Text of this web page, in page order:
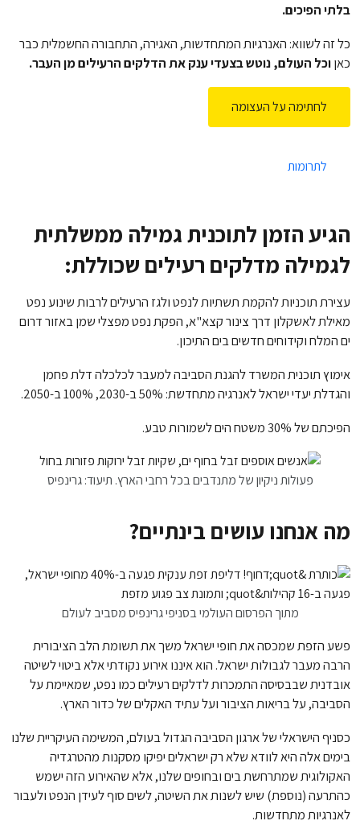
בלתי הפיכים.
כל זה לשווא: האנרגיות המתחדשות, האגירה, התחבורה החשמלית כבר
כאןוכל העולם, נוטש בצעדי ענק את הדלקים הרעילים מן העבר.
לחתימה על העצומה
לתרומות
הגיע הזמן לתוכנית גמילה ממשלתית
לגמילה מדלקים רעילים שכוללת:
עצירת תוכניות להקמת תשתיות לנפט ולגז הרעילים לרבות שינוע נפט
מאילת לאשקלון דרך צינור קצא"א, הפקת נפט מפצלי שמן באזור דרום
ים המלח וקידוחים חדשים בים התיכון.
אימוץ תוכנית המשרד להגנת הסביבה למעבר לכלכלה דלת פחמן
והגדלת יעדי ישראל לאנרגיה מתחדשת: 50% ב-2030, 100% ב-2050.
הפיכתם של 30% משטח הים לשמורות טבע.
פעולות ניקיון של מתנדבים בכל רחבי הארץ. תיעוד: גרינפיס
מה אנחנו עושים בינתיים?
מתוך הפרסום העולמי בסניפי גרינפיס מסביב לעולם
פשע הזפת שמכסה את חופי ישראל משך את תשומת הלב הציבורית
הרבה מעבר לגבולות ישראל. הוא איננו אירוע נקודתי אלא ביטוי לשיטה
אובדנית שבבסיסה התמכרות לדלקים רעילים כמו נפט, שמאיימת על
הסביבה, על בריאות הציבור ועל עתיד האקלים של כדור הארץ.
כסניף הישראלי של ארגון הסביבה הגדול בעולם, המשימה העיקריית שלנו
בימים אלה היא לוודא שלא רק ישראלים יפיקו מסקנות מהטרגדיה
האקולוגית שמתרחשת בים ובחופים שלנו, אלא שהאירוע הזה ישמש
כהתרעה (נוספת) שיש לשנות את השיטה, לשים סוף לעידן הנפט ולעבור
לאנרגיות מתחדשות.